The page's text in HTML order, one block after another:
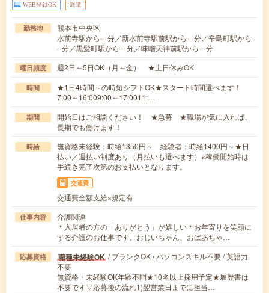
WEB登録OK 派遣
勤務地
熊本市中央区
水前寺駅から---分／新水前寺駅前駅から---分／辛島町駅から-
--分／黒髪町駅から---分／味噌天神前駅から---分
曜日頻度 週2日～5日OK（月～金） ★土日休みOK
時間
★1日4時間～の時短シフトOK★スタート時間選べます！
7:00～16:009:00～17:0011:…
期間
開始日はご相談ください！ ★急募 ★職場が気に入れば、
長期でも働けます！
時給
無資格未経験：時給1350円～ 経験者：時給1400円～★日
払い／週払い制度あり（月払いも選べます）※稼働開始時は
手続き完了次第のお支払いとなります。
交通費
交通費全額支給※規定有
仕事内容
介護関連
＊入居者の方の「ありがとう」が嬉しい＊お年寄りを笑顔に
する介護のお仕事です。おじいちゃん、おばあちゃ…
応募資格 職種未経験OK / ブランクOK / パソコンスキル不要 / 英語力
不要
無資格・未経験OK年齢不問★10名以上採用予定★履歴書は
不要です▽応募後の流れ1)翌営業日までに担当…